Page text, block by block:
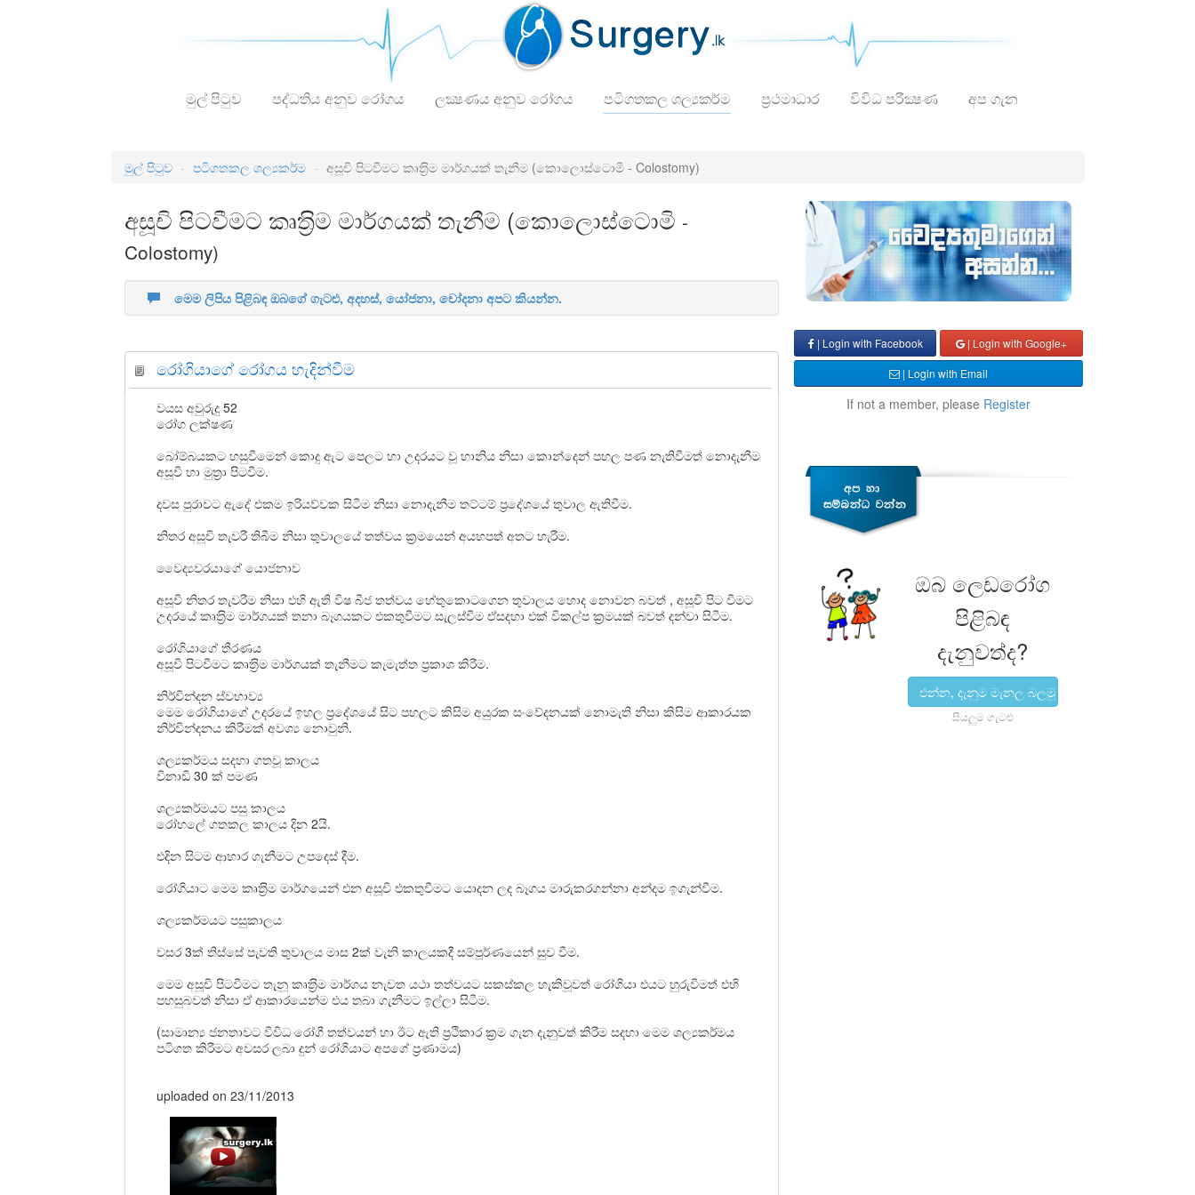
මුල් පිටුව පද්ධතිය අනුව රෝගය ලක්‍ෂණය අනුව රෝගය පටිගතකල ශල්‍යකර්ම ප්‍රථමාධාර විවිධ පරීක්‍ෂණ අප ගැන
මුල් පිටුව පටිගතකල ශල්‍යකර්ම අසූචි පිටවීමට කෘත‍්‍රිම මාර්ගයක් තැනීම (කොලොස්ටොමි - Colostomy)
අසූචි පිටවීමට කෘත‍්‍රිම මාර්ගයක් තැනීම (කොලොස්ටොමි -
Colostomy)
මෙම ලිපිය පිළිබඳ ඔබගේ ගැටළු, අදහස්, යෝජනා, චෝදනා අපට කියන්න.
රෝගියාගේ රෝගය හැදින්වීම
වයස අවුරුදු 52
රෝග ලක්ෂණ
බෝම්බයකට හසුවීමෙන් කොදු ඇට පෙලට හා උදරයට වූ හානිය නිසා කොන්දෙන් පහල පණ නැතිවීමත් නොදැනීම
අසූචි හා මුත‍්‍රා පිටවීම.
දවස පුරාවට ඇදේ එකම ඉරියව්වක සිටීම නිසා නොදැනීම තට්ටම් ප‍්‍රදේශයේ තුවාල ඇතිවීම.
නිතර අසූචි තැවරී තිබීම නිසා තුවාලයේ තත්වය ක‍්‍රමයෙන් අයහපත් අතට හැරීම.
වෛද්‍යවරයාගේ යොජනාව
අසූචි නිතර තැවරීම නිසා එහි ඇති විෂ බීජ තත්වය හේතුකොටගෙන තුවාලය හොද නොවන බවත් , අසූචි පිට වීමට
උදරයේ කෘත‍්‍රිම මාර්ගයක් තනා බෑගයකට එකතුවීමට සැලස්වීම ඒසදහා එක් විකල්ප ක‍්‍රමයක් බවත් දන්වා සිටීම.
රෝගියාගේ තීරණය
අසූචි පිටවීමට කෘත‍්‍රිම මාර්ගයක් තැනීමට කැමැත්ත ප‍්‍රකාශ කිරීම.
නිර්වින්දන ස්වභාව්‍ය
මෙම රෝගියාගේ උදරයේ ඉහල ප‍්‍රදේශයේ සිට පහලට කිසිම අයුරක සංවේදනයක් නොමැති නිසා කිසිම ආකාරයක
නිර්වින්දනය කිරීමක් අවශ්‍ය නොවුනි.
ශල්‍යකර්මය සදහා ගතවූ කාලය
විනාඩි 30 ක් පමණ
ශල්‍යකර්මයට පසු කාලය
රෝහලේ ගතකල කාලය දින 2යි.
එදින සිටම ආහාර ගැනීමට උපදෙස් දීම.
රෝගියාට මෙම කෘත‍්‍රිම මාර්ගයෙන් එන අසූචි එකතුවීමට යොදන ලද බෑගය මාරුකරගන්නා අන්දම ඉගැන්වීම.
ශල්‍යකර්මයට පසුකාලය
වසර 3ක් තිස්සේ පැවති තුවාලය මාස 2ක් වැනි කාලයකදී සම්පූර්ණයෙන් සුව වීම.
මෙම අසූචි පිටවීමට තැනූ කෘත‍්‍රිම මාර්ගය නැවත යථා තත්වයට සකස්කල හැකිවූවත් රෝගියා එයට හුරුවීමත් එහි
පහසුබවත් නිසා ඒ ආකාරයෙන්ම එය තබා ගැනීමට ඉල්ලා සිටීම.
(සාමාන්‍ය ජනතාවට විවිධ රෝගී තත්වයන් හා ඊට ඇති ප‍්‍රථිකාර ක‍්‍රම ගැන දැනුවත් කිරීම සදහා මෙම ශල්‍යකර්මය
පටිගත කිරීමට අවසර ලබා දුන් රෝගියාට අපගේ ප‍්‍රණාමය)
uploaded on 23/11/2013
| Login with Facebook
| Login with Google+
| Login with Email
If not a member, please Register
ඔබ ලෙඩරෝග
පිළිබඳ
දැනුවත්ද?
එන්න, දැනුම මැනල බලමු
සියලුම ගැටළු